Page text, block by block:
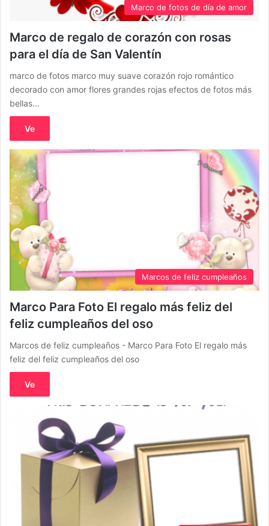
Marco de fotos de día de amor
Marco de regalo de corazón con rosas
para el día de San Valentín
marco de fotos marco muy suave corazón rojo romántico
decorado con amor flores grandes rojas efectos de fotos más
bellas…
Ve
Marcos de feliz cumpleaños
Marco Para Foto El regalo más feliz del
feliz cumpleaños del oso
Marcos de feliz cumpleaños - Marco Para Foto El regalo más
feliz del feliz cumpleaños del oso
Ve